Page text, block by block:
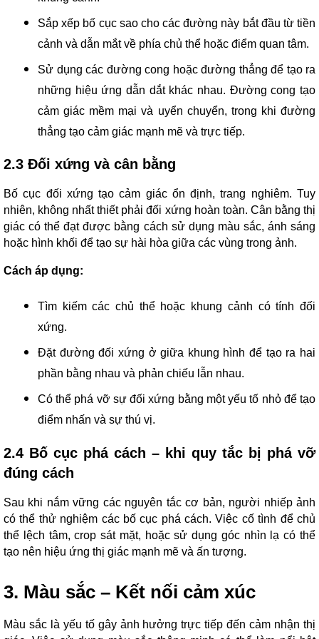
Sắp xếp bố cục sao cho các đường này bắt đầu từ tiền
cảnh và dẫn mắt về phía chủ thể hoặc điểm quan tâm.
Sử dụng các đường cong hoặc đường thẳng để tạo ra
những hiệu ứng dẫn dắt khác nhau. Đường cong tạo
cảm giác mềm mại và uyển chuyển, trong khi đường
thẳng tạo cảm giác mạnh mẽ và trực tiếp.
2.3 Đối xứng và cân bằng
Bố cục đối xứng tạo cảm giác ổn định, trang nghiêm. Tuy
nhiên, không nhất thiết phải đối xứng hoàn toàn. Cân bằng thị
giác có thể đạt được bằng cách sử dụng màu sắc, ánh sáng
hoặc hình khối để tạo sự hài hòa giữa các vùng trong ảnh.
Cách áp dụng:
Tìm kiếm các chủ thể hoặc khung cảnh có tính đối
xứng.
Đặt đường đối xứng ở giữa khung hình để tạo ra hai
phần bằng nhau và phản chiếu lẫn nhau.
Có thể phá vỡ sự đối xứng bằng một yếu tố nhỏ để tạo
điểm nhấn và sự thú vị.
2.4 Bố cục phá cách – khi quy tắc bị phá vỡ
đúng cách
Sau khi nắm vững các nguyên tắc cơ bản, người nhiếp ảnh
có thể thử nghiệm các bố cục phá cách. Việc cố tình để chủ
thể lệch tâm, crop sát mặt, hoặc sử dụng góc nhìn lạ có thể
tạo nên hiệu ứng thị giác mạnh mẽ và ấn tượng.
3. Màu sắc – Kết nối cảm xúc
Màu sắc là yếu tố gây ảnh hưởng trực tiếp đến cảm nhận thị